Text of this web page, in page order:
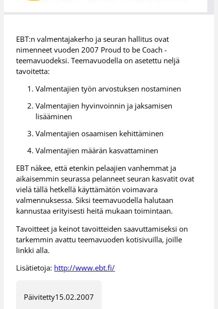
EBT:n valmentajakerho ja seuran hallitus ovat
nimenneet vuoden 2007 Proud to be Coach -
teemavuodeksi. Teemavuodella on asetettu neljä
tavoitetta:
Valmentajien työn arvostuksen nostaminen
Valmentajien hyvinvoinnin ja jaksamisen
lisääminen
Valmentajien osaamisen kehittäminen
Valmentajien määrän kasvattaminen
EBT näkee, että etenkin pelaajien vanhemmat ja
aikaisemmin seurassa pelanneet seuran kasvatit ovat
vielä tällä hetkellä käyttämätön voimavara
valmennuksessa. Siksi teemavuodella halutaan
kannustaa erityisesti heitä mukaan toimintaan.
Tavoitteet ja keinot tavoitteiden saavuttamiseksi on
tarkemmin avattu teemavuoden kotisivuilla, joille
linkki alla.
Lisätietoja: http://www.ebt.fi/
Päivitetty15.02.2007